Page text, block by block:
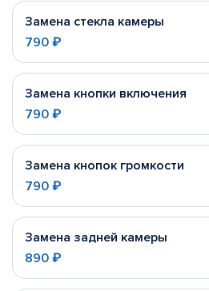
Замена стекла камеры
790 ₽
Замена кнопки включения
790 ₽
Замена кнопок громкости
790 ₽
Замена задней камеры
890 ₽